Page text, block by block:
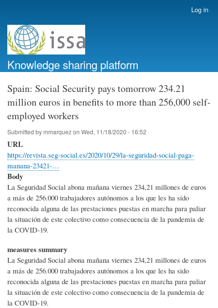
account
menu
Log in
Knowledge sharing platform
Spain: Social Security pays tomorrow 234.21
million euros in benefits to more than 256,000 self-
employed workers
Submitted by mmarquezon Wed, 11/18/2020 - 16:52
URL
https://revista.seg-social.es/2020/10/29/la-seguridad-social-paga-
manana-23421-…
Body
La Seguridad Social abona mañana viernes 234,21 millones de euros
a más de 256.000 trabajadores autónomos a los que les ha sido
reconocida alguna de las prestaciones puestas en marcha para paliar
la situación de este colectivo como consecuencia de la pandemia de
la COVID-19.
measures summary
La Seguridad Social abona mañana viernes 234,21 millones de euros
a más de 256.000 trabajadores autónomos a los que les ha sido
reconocida alguna de las prestaciones puestas en marcha para paliar
la situación de este colectivo como consecuencia de la pandemia de
la COVID-19.